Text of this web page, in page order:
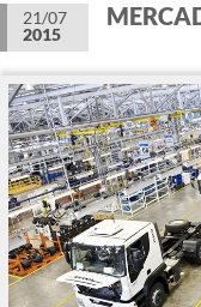
21/07
2015